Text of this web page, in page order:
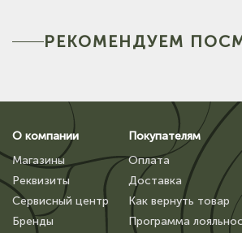
РЕКОМЕНДУЕМ
О компании
Магазины
Реквизиты
Сервисный центр
Бренды
Покупателям
Оплата
Доставка
Как вернуть товар
Программа